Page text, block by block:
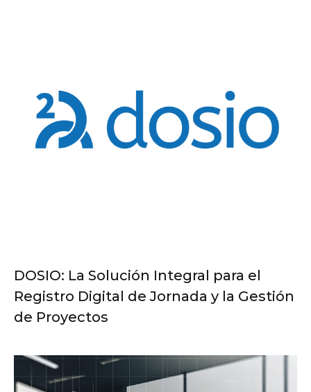
DOSIO: La Solución Integral para el
Registro Digital de Jornada y la Gestión
de Proyectos